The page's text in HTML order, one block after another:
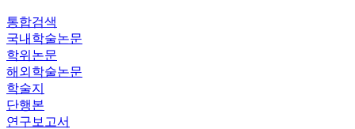
통합검색
국내학술논문
학위논문
해외학술논문
학술지
단행본
연구보고서